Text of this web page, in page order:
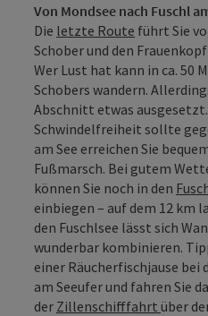
Von Mondsee nach Fuschl
Die letzte Route führt Sie
Schober und den
Wer Lust hat kann in ca. 50
Schobers wandern.
Abschnitt etwas
Schwindelfreiheit sollte
am See erreichen Sie
Fußmarsch. Bei gutem
können Sie noch in den
einbiegen – auf dem 12 km
den Fuschlsee lässt sich
wunderbar kombinieren.
einer Räucherfischjause bei
am Seeufer und fahren Sie
der Zillenschifffahrt über